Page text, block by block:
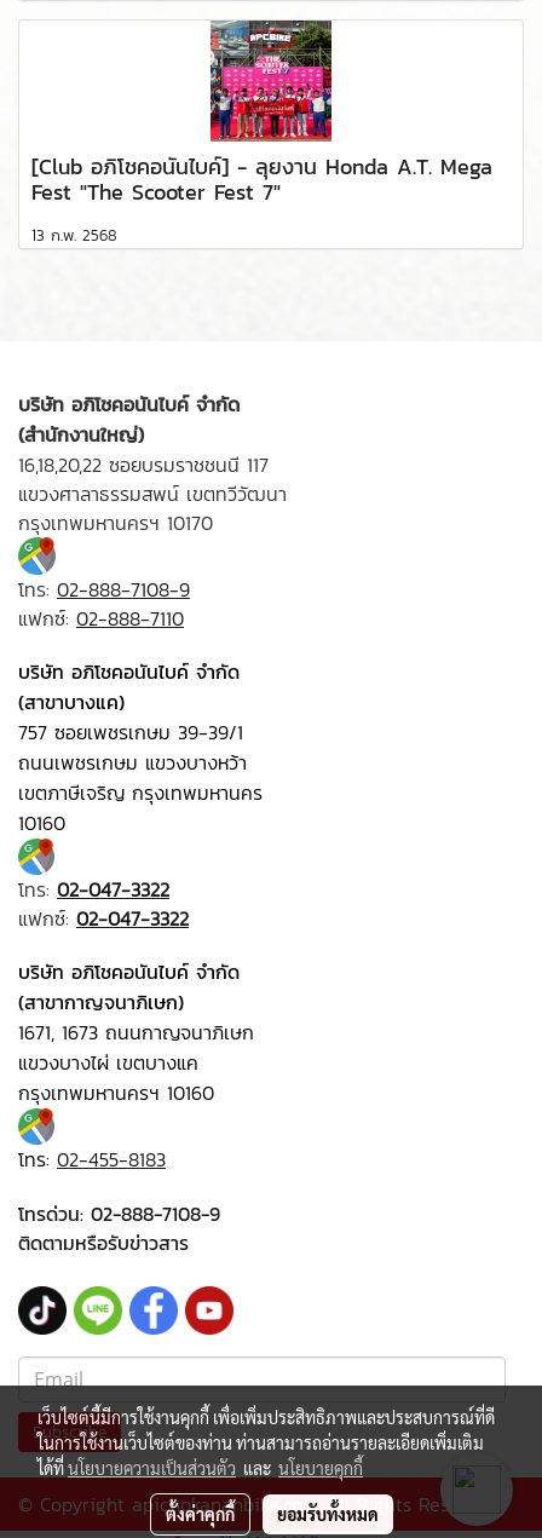
[Club อภิโชคอนันไบค์] - ลุยงาน Honda A.T. Mega
Fest "The Scooter Fest 7"
13 ก.พ. 2568
บริษัท อภิโชคอนันไบค์ จำกัด
(สำนักงานใหญ่)
16,18,20,22 ซอยบรมราชชนนี 117
แขวงศาลาธรรมสพน์ เขตทวีวัฒนา
กรุงเทพมหานครฯ 10170
โทร: 02-888-7108-9
แฟกซ์: 02-888-7110
บริษัท อภิโชคอนันไบค์ จำกัด
(สาขาบางแค)
757 ซอยเพชรเกษม 39-39/1
ถนนเพชรเกษม แขวงบางหว้า
เขตภาษีเจริญ กรุงเทพมหานคร
10160
โทร: 02-047-3322
แฟกซ์: 02-047-3322
บริษัท อภิโชคอนันไบค์ จำกัด
(สาขากาญจนาภิเษก)
1671, 1673 ถนนกาญจนาภิเษก
แขวงบางไผ่ เขตบางแค
กรุงเทพมหานครฯ 10160
โทร: 02-455-8183
โทรด่วน: 02-888-7108-9
ติดตามหรือรับข่าวสาร
Subscribe
© Copyright apichokananbike.com All Rights Reserved
เว็บไซต์นี้มีการใช้งานคุกกี้ เพื่อเพิ่มประสิทธิภาพและประสบการณ์ที่ดี
ในการใช้งานเว็บไซต์ของท่าน ท่านสามารถอ่านรายละเอียดเพิ่มเติม
ได้ที่นโยบายความเป็นส่วนตัว และ นโยบายคุกกี้
ตั้งค่าคุกกี้ ยอมรับทั้งหมด